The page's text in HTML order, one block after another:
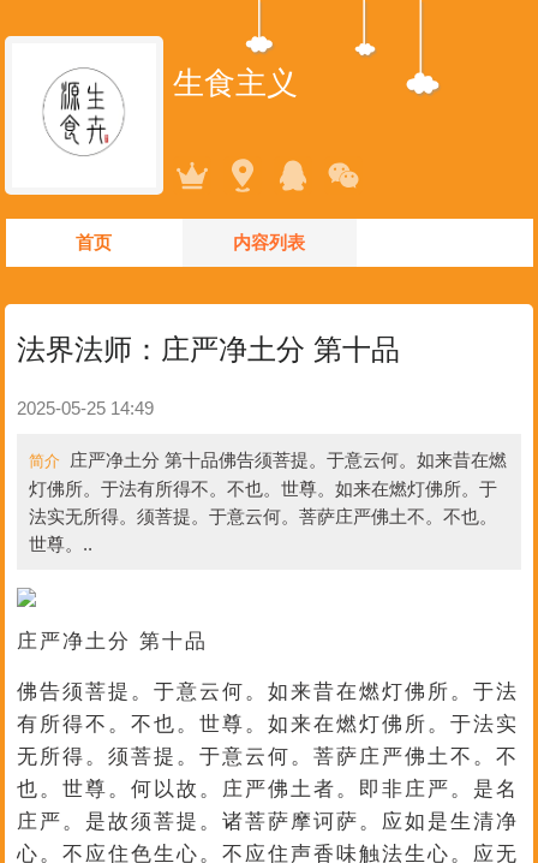
生食主义
首页 内容列表
法界法师：庄严净土分 第十品
2025-05-25 14:49
简介
庄严净土分 第十品佛告须菩提。于意云何。如来昔在燃
灯佛所。于法有所得不。不也。世尊。如来在燃灯佛所。于
法实无所得。须菩提。于意云何。菩萨庄严佛土不。不也。
世尊。..
庄严净土分 第十品
佛告须菩提。于意云何。如来昔在燃灯佛所。于法
有所得不。不也。世尊。如来在燃灯佛所。于法实
无所得。须菩提。于意云何。菩萨庄严佛土不。不
也。世尊。何以故。庄严佛土者。即非庄严。是名
庄严。是故须菩提。诸菩萨摩诃萨。应如是生清净
心。不应住色生心。不应住声香味触法生心。应无